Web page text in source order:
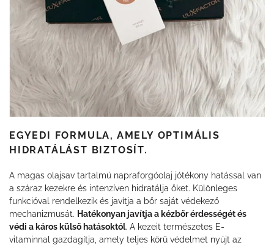
EGYEDI FORMULA, AMELY OPTIMÁLIS
HIDRATÁLÁST BIZTOSÍT.
A magas olajsav tartalmú napraforgóolaj jótékony hatással van
a száraz kezekre és intenzíven hidratálja őket. Különleges
funkcióval rendelkezik és javítja a bőr saját védekező
mechanizmusát. Hatékonyan javítja a kézbőr érdességét és
védi a káros külső hatásoktól. A kezeit természetes E-
vitaminnal gazdagítja, amely teljes körű védelmet nyújt az